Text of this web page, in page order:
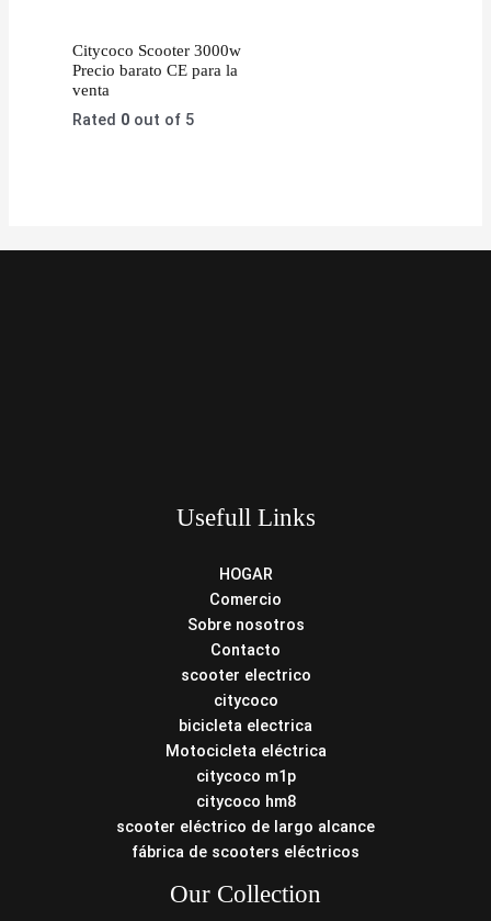
Citycoco Scooter 3000w
Precio barato CE para la
venta
Rated 0 out of 5
Usefull Links
HOGAR
Comercio
Sobre nosotros
Contacto
scooter electrico
citycoco
bicicleta electrica
Motocicleta eléctrica
citycoco m1p
citycoco hm8
scooter eléctrico de largo alcance
fábrica de scooters eléctricos
Our Collection